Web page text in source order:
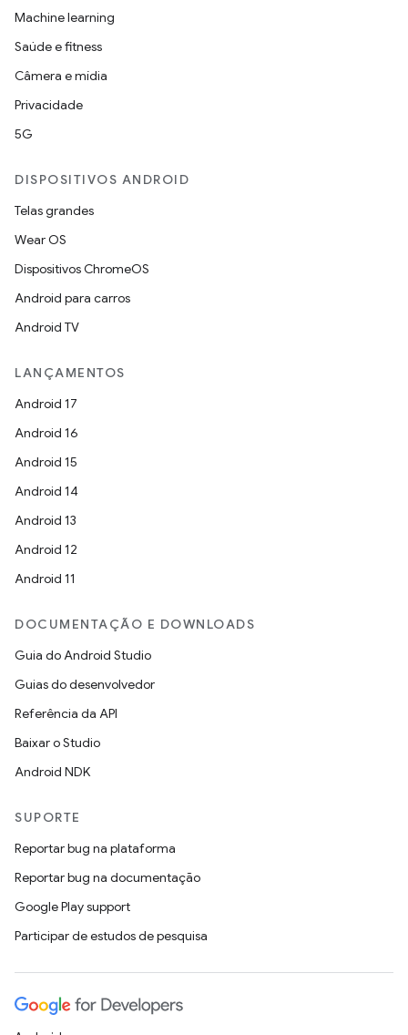
Machine learning
Saúde e fitness
Câmera e mídia
Privacidade
5G
DISPOSITIVOS ANDROID
Telas grandes
Wear OS
Dispositivos ChromeOS
Android para carros
Android TV
LANÇAMENTOS
Android 17
Android 16
Android 15
Android 14
Android 13
Android 12
Android 11
DOCUMENTAÇÃO E DOWNLOADS
Guia do Android Studio
Guias do desenvolvedor
Referência da API
Baixar o Studio
Android NDK
SUPORTE
Reportar bug na plataforma
Reportar bug na documentação
Google Play support
Participar de estudos de pesquisa